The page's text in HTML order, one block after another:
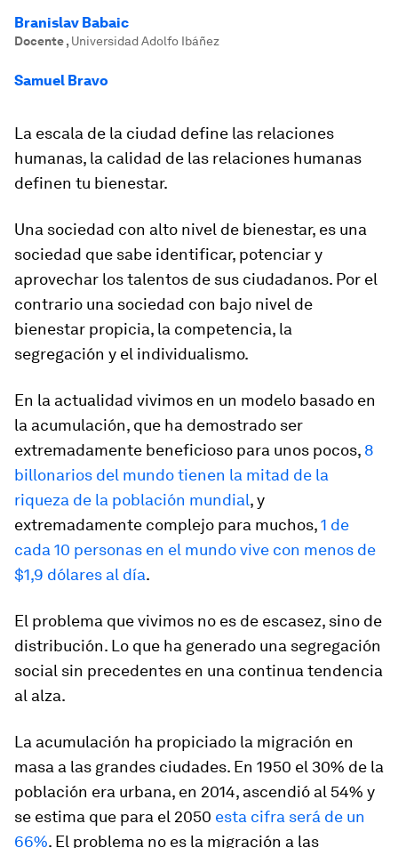
Branislav Babaic
Docente, Universidad Adolfo Ibáñez
Samuel Bravo
La escala de la ciudad define las relaciones
humanas, la calidad de las relaciones humanas
definen tu bienestar.
Una sociedad con alto nivel de bienestar, es una
sociedad que sabe identificar, potenciar y
aprovechar los talentos de sus ciudadanos. Por el
contrario una sociedad con bajo nivel de
bienestar propicia, la competencia, la
segregación y el individualismo.
En la actualidad vivimos en un modelo basado en
la acumulación, que ha demostrado ser
extremadamente beneficioso para unos pocos, 8
billonarios del mundo tienen la mitad de la
riqueza de la población mundial, y
extremadamente complejo para muchos,1 de
cada 10 personas en el mundo vive con menos de
$1,9 dólares al día.
El problema que vivimos no es de escasez, sino de
distribución. Lo que ha generado una segregación
social sin precedentes en una continua tendencia
al alza.
La acumulación ha propiciado la migración en
masa a las grandes ciudades. En 1950 el 30% de la
población era urbana, en 2014, ascendió al 54% y
se estima que para el 2050 esta cifra será de un
66%. El problema no es la migración a las